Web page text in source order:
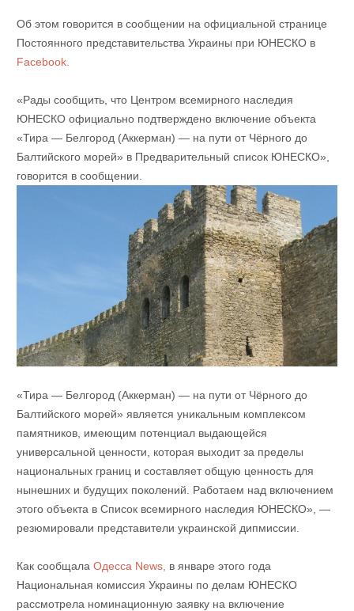
Об этом говорится в сообщении на официальной странице
Постоянного представительства Украины при ЮНЕСКО в
Facebook.
«Рады сообщить, что Центром всемирного наследия
ЮНЕСКО официально подтверждено включение объекта
«Тира — Белгород (Аккерман) — на пути от Чёрного до
Балтийского морей» в Предварительный список ЮНЕСКО»,
говорится в сообщении.
«Тира — Белгород (Аккерман) — на пути от Чёрного до
Балтийского морей» является уникальным комплексом
памятников, имеющим потенциал выдающейся
универсальной ценности, которая выходит за пределы
национальных границ и составляет общую ценность для
нынешних и будущих поколений. Работаем над включением
этого объекта в Список всемирного наследия ЮНЕСКО», —
резюмировали представители украинской дипмиссии.
Как сообщала Одесса News, в январе этого года
Национальная комиссия Украины по делам ЮНЕСКО
рассмотрела номинационную заявку на включение